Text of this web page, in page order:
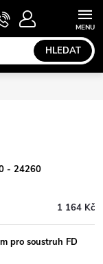
HLEDAT
NÁKUPNÍ
KOŠÍK
- 24260
1 164 Kč
pro soustruh FD